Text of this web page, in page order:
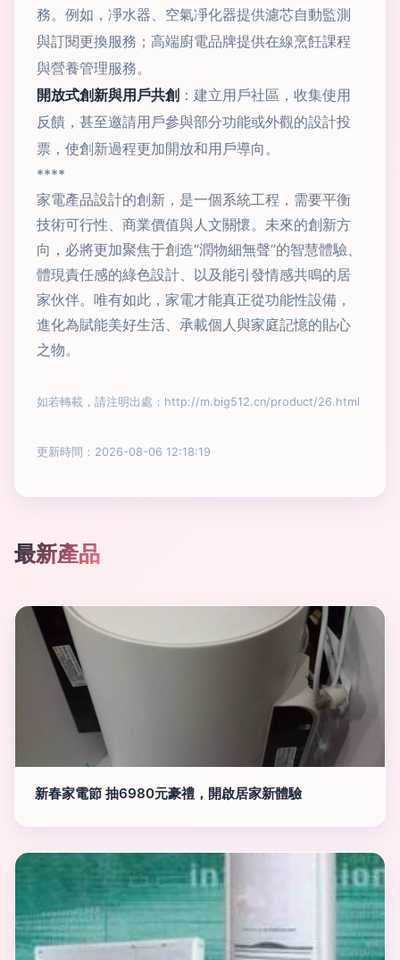
務。例如，凈水器、空氣凈化器提供濾芯自動監測
與訂閱更換服務；高端廚電品牌提供在線烹飪課程
與營養管理服務。
開放式創新與用戶共創 ：建立用戶社區，收集使用
反饋，甚至邀請用戶參與部分功能或外觀的設計投
票，使創新過程更加開放和用戶導向。
****
家電產品設計的創新，是一個系統工程，需要平衡
技術可行性、商業價值與人文關懷。未來的創新方
向，必將更加聚焦于創造“潤物細無聲”的智慧體驗、
體現責任感的綠色設計、以及能引發情感共鳴的居
家伙伴。唯有如此，家電才能真正從功能性設備，
進化為賦能美好生活、承載個人與家庭記憶的貼心
之物。
如若轉載，請注明出處：http://m.big512.cn/product/26.html
更新時間：2026-08-06 12:18:19
最新產品
新春家電節 抽6980元豪禮，開啟居家新體驗